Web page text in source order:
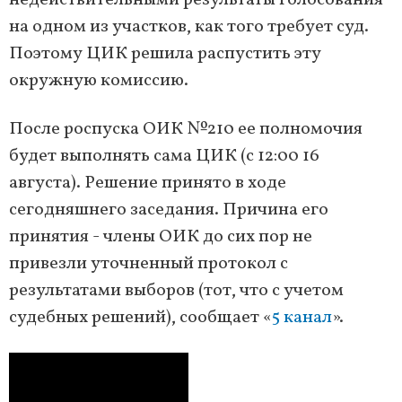
на одном из участков, как того требует суд.
Поэтому ЦИК решила распустить эту
окружную комиссию.
После роспуска ОИК №210 ее полномочия
будет выполнять сама ЦИК (с 12:00 16
августа). Решение принято в ходе
сегодняшнего заседания. Причина его
принятия - члены ОИК до сих пор не
привезли уточненный протокол с
результатами выборов (тот, что с учетом
судебных решений), сообщает «5 канал».